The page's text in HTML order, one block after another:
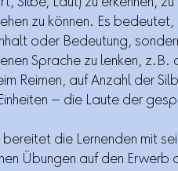
Silbe, Laut) zu erkennen,
zu können. Es
oder Bedeutung,
Sprache zu lenken, z.B.
Reimen, auf Anzahl der
– die Laute der
bereitet die Lernenden mit
Übungen auf den Erwerb